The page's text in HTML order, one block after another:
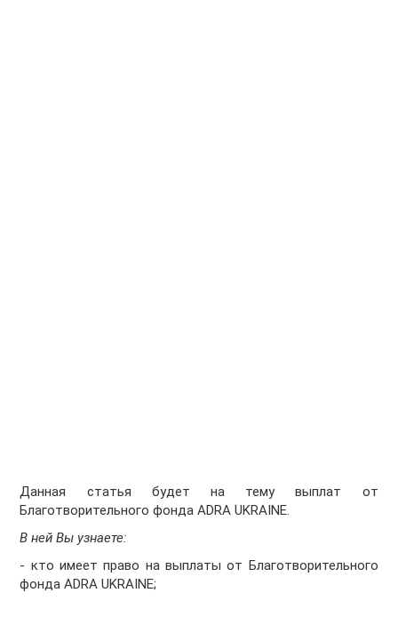
Данная статья будет на тему выплат от
Благотворительного фонда ADRA UKRAINE.
В ней Вы узнаете:
- кто имеет право на выплаты от Благотворительного
фонда ADRA UKRAINE;